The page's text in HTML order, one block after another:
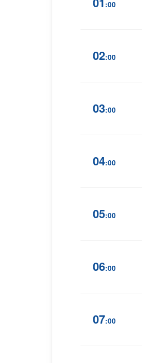
:00
02:00
03:00
04:00
05:00
06:00
07:00